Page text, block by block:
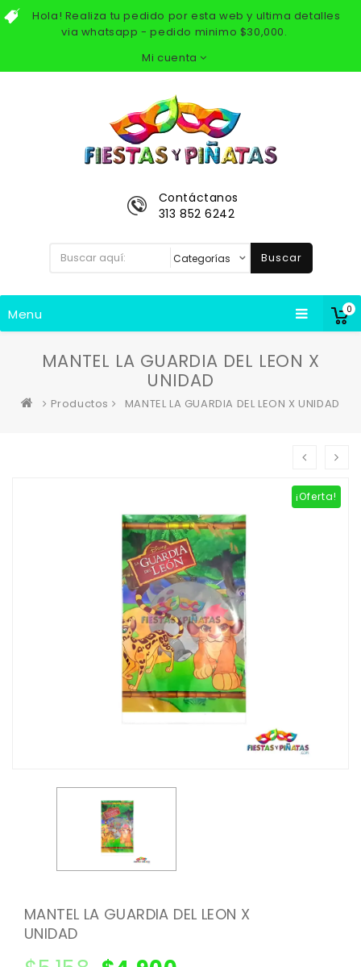
Hola! Realiza tu pedido por esta web y ultima detalles
via whatsapp - pedido minimo $30,000.
Mi cuenta
0
Contáctanos
313 852 6242
Buscar
Menu
MANTEL LA GUARDIA DEL LEON X
UNIDAD
Productos MANTEL LA GUARDIA DEL LEON X UNIDAD
¡Oferta!
MANTEL LA GUARDIA DEL LEON X
UNIDAD